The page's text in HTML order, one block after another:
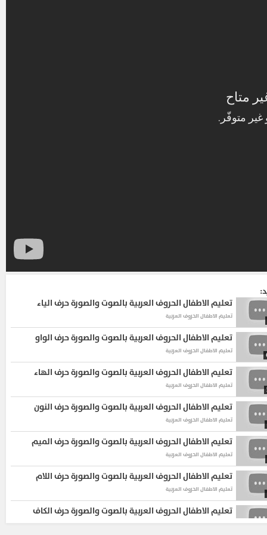
تعليم الاطفال الحروف العربية بالصوت والصورة حرف الياء
تعليم الاطفال الحروف العربية
تعليم الاطفال الحروف العربية بالصوت والصورة حرف الواو
تعليم الاطفال الحروف العربية
تعليم الاطفال الحروف العربية بالصوت والصورة حرف الهاء
تعليم الاطفال الحروف العربية
تعليم الاطفال الحروف العربية بالصوت والصورة حرف النون
تعليم الاطفال الحروف العربية
تعليم الاطفال الحروف العربية بالصوت والصورة حرف الميم
تعليم الاطفال الحروف العربية
تعليم الاطفال الحروف العربية بالصوت والصورة حرف اللام
تعليم الاطفال الحروف العربية
تعليم الاطفال الحروف العربية بالصوت والصورة حرف الكاف